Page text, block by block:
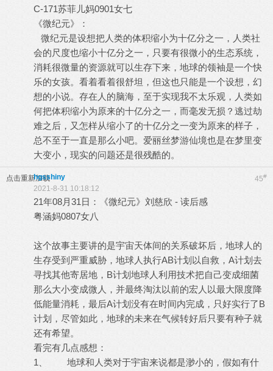
C-171苏菲儿妈0901女七
《微纪元》：
微纪元是设想把人类的体积缩小为十亿分之一，人类社
会的尺度也缩小十亿分之一，只要有很微小的生态系统，
消耗很微量的资源就可以生存下来，地球的领袖是一个快
乐的女孩。看着看着很舒坦，但这也只能是一个设想，幻
想的小说。存在人的脑海，至于实现我不太乐观，人类如
何把体积缩小为原来的十亿分之一，而毫发无损？逃过劫
难之后，又怎样从缩小了的十亿分之一变为原来的样子，
总不至于一直是那么小吧。爱丽丝梦游仙境也是在梦里变
大变小，现实的问题还是很残酷的。
点击重新加载 45#
hgsshiny
2021-8-31 10:18:12
21年08月31日：《微纪元》刘慈欣 - 读后感
粤涵妈0807女八
这个故事主要讲的是宇宙天体间的关系破坏后，地球人的
生存受到严重威胁，地球人执行AB计划以自救，A计划去
寻找其他寄居地，B计划地球人利用技术把自己变成细菌
那么大小变成微人，并最终淘汰以前的宏人以最大限度降
低能量消耗，最后A计划没有在时间内完成，只好实行了B
计划，尽管如此，地球的未来在气候转好后只要有种子就
还有希望。
看完有几点感想：
1、 地球和人类对于宇宙来说都是渺小的，假如有什